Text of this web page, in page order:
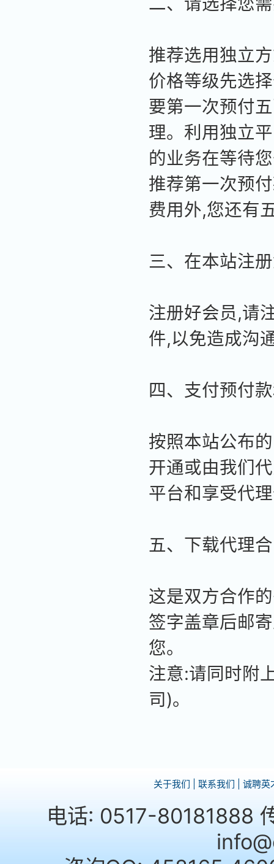
推荐选用独立
价格等级先选
要第一次预付
理。利用独立
的业务在等待
推荐第一次预
费用外,您还有
三、在本站注
注册好会员,请
件,以免造成沟
四、支付预付
按照本站公布
开通或由我们
平台和享受代
五、下载代理
这是双方合作
签字盖章后邮
您。
注意:请同时附
司)。
关于我们 联系我们 诚聘英
电话: 0517-80181888